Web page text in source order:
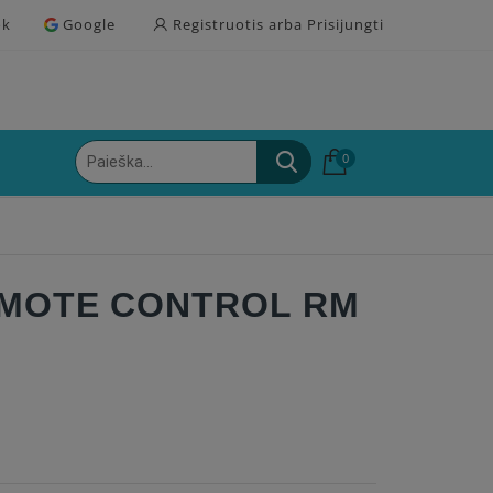
Google Registruotis arba Prisijungti
0
CONTROL RM